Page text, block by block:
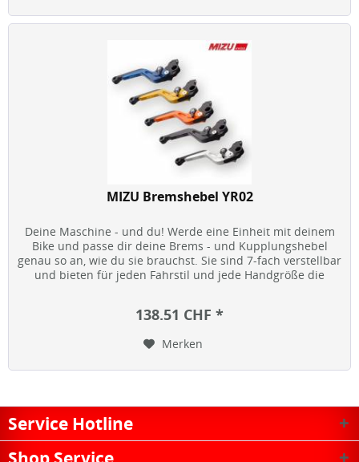
MIZU Bremshebel YR02
Deine Maschine - und du! Werde eine Einheit mit deinem
Bike und passe dir deine Brems - und Kupplungshebel
genau so an, wie du sie brauchst. Sie sind 7-fach verstellbar
und bieten für jeden Fahrstil und jede Handgröße die
138.51 CHF *
Merken
Service Hotline